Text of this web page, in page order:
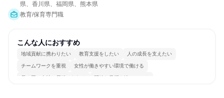
県、香川県、福岡県、熊本県
教育/保育専門職
こんな人におすすめ
地域貢献に携わりたい 教育支援をしたい 人の成長を支えたい
チームワークを重視 女性が働きやすい環境で働ける
長く同じ会社に居続けられる 明確な目標を追いかける